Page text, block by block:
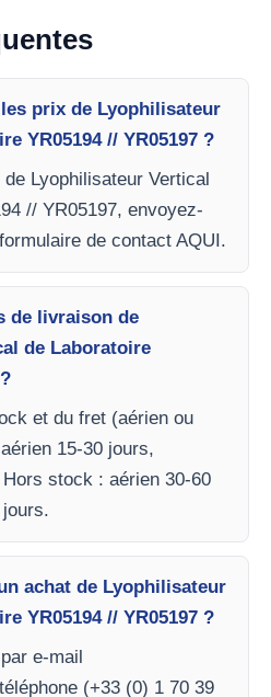
prix de Lyophilisateur
YR05194 // YR05197 ?
Lyophilisateur Vertical
// YR05197, envoyez-
de contact AQUI.
de livraison de
de Laboratoire
et du fret (aérien ou
15-30 jours,
stock : aérien 30-60
achat de Lyophilisateur
YR05194 // YR05197 ?
e-mail
(+33 (0) 1 70 39